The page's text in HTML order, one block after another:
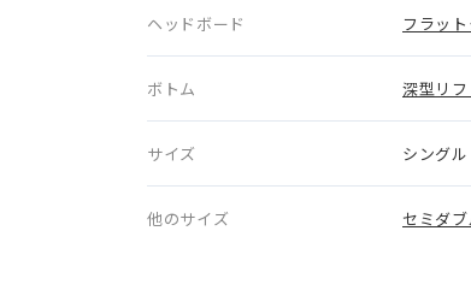
ヘッドボード フラット
ボトム 深型リ
サイズ シングル
他のサイズ セミダブ